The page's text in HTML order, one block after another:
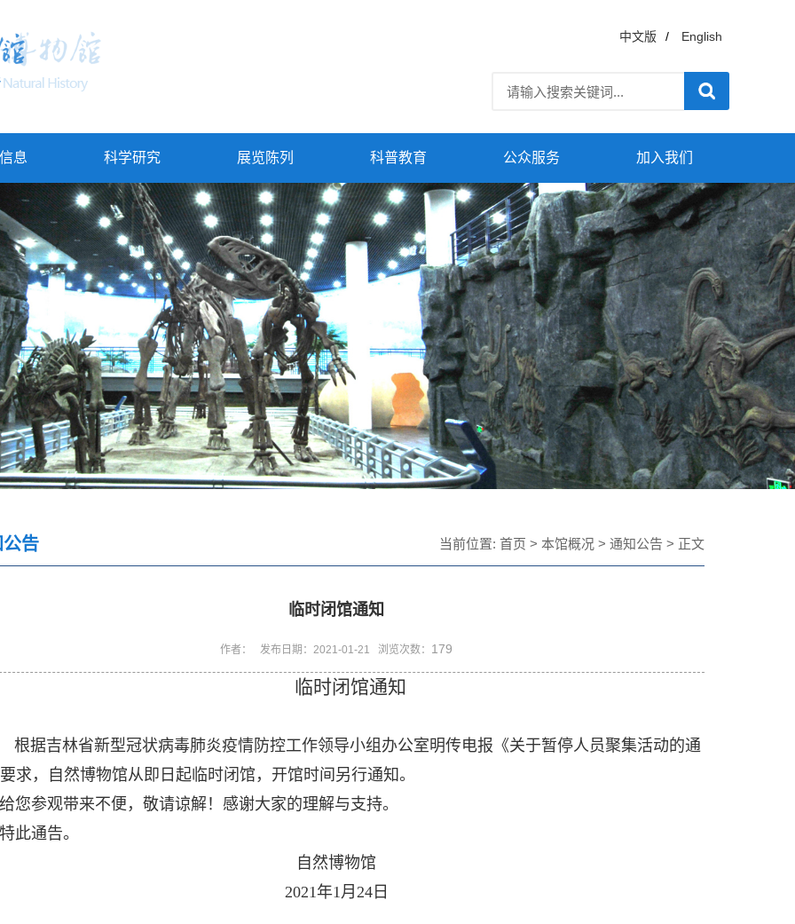
中文版 / English
息 科学研究 展览陈列 科普教育 公众服务 加入我们
告 当前位置: 首页 > 本馆概况 > 通知公告 > 正文
临时闭馆通知
作者： 发布日期：2021-01-21 浏览次数： 179
临时闭馆通知
根据吉林省新型冠状病毒肺炎疫情防控工作领导小组办公室明传电报《关于暂停人员聚集活动的通
求，自然博物馆从即日起临时闭馆，开馆时间另行通知。
参观带来不便，敬请谅解！感谢大家的理解与支持。
通告。
自然博物馆
2021年1月24日